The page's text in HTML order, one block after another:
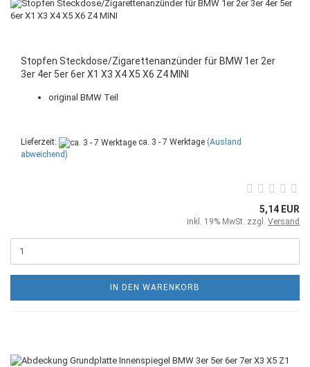
Stopfen Steckdose/Zigarettenanzünder für BMW 1er 2er
3er 4er 5er 6er X1 X3 X4 X5 X6 Z4 MINI
original BMW Teil
Lieferzeit: ca. 3 - 7 Werktage (Ausland
abweichend)
5,14 EUR
inkl. 19% MwSt. zzgl. Versand
IN DEN WARENKORB